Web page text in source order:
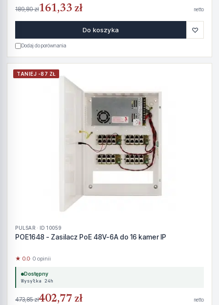
189,80 zł161,33 zł netto
Do koszyka ♡
Dodaj do porównania
TANIEJ -87 ZŁ
PULSAR · ID 10059
POE1648 - Zasilacz PoE 48V-6A do 16 kamer IP
★ 0.0· 0 opinii
Dostępny
Wysyłka 24h
473,85 zł402,77 zł netto